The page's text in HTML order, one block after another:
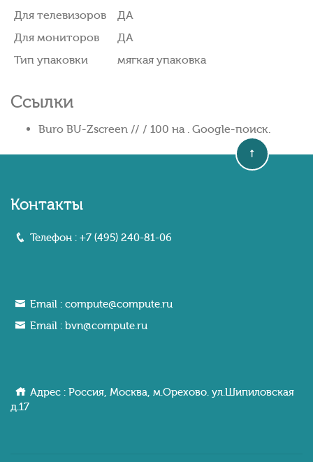
Для телевизоров
ДА
Для мониторов
ДА
Тип упаковки
мягкая упаковка
Ссылки
Buro BU-Zscreen // / 100 на . Google-поиск.
Контакты
Телефон : +7 (495) 240-81-06
Email : compute@compute.ru
Email : bvn@compute.ru
Адрес : Россия, Москва, м.Орехово. ул.Шипиловcкaя
д.17